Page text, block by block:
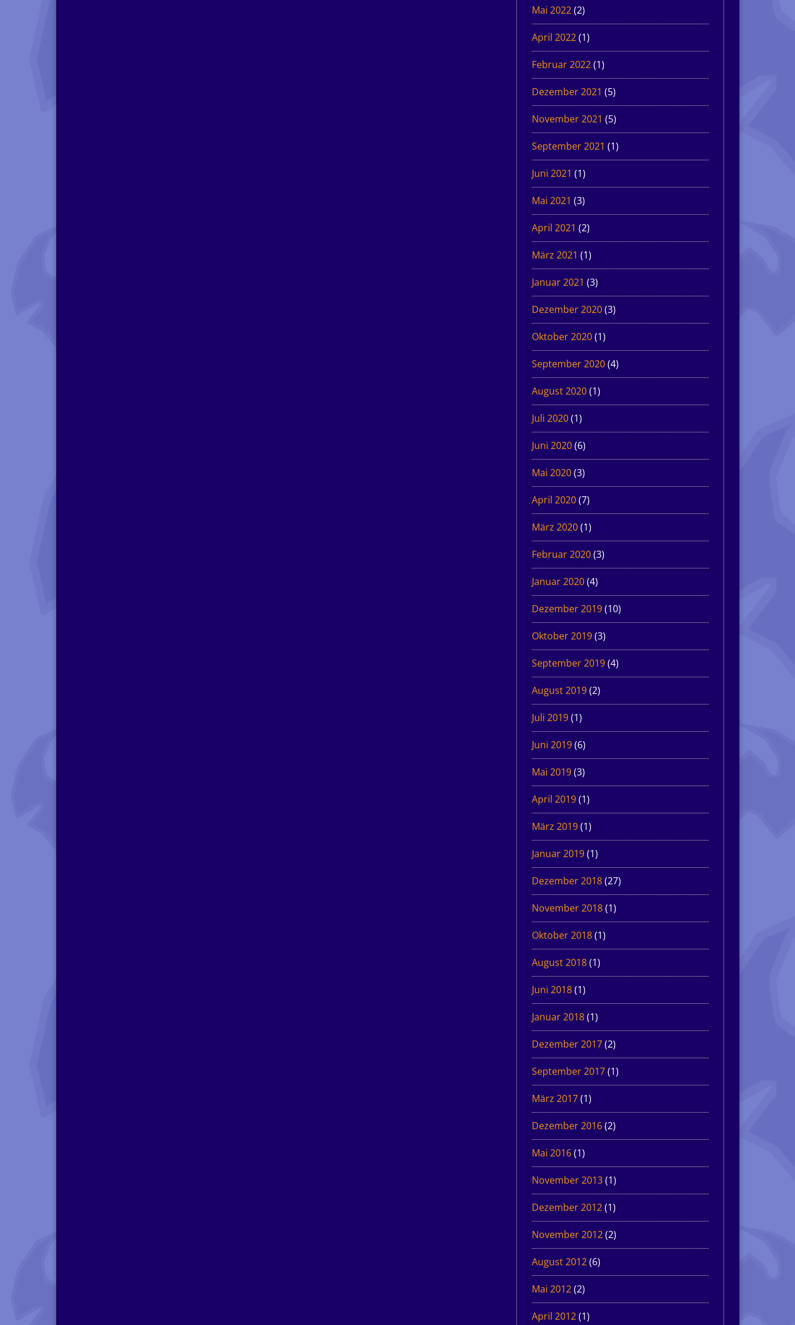
Mai 2022(2)
April 2022(1)
Februar 2022(1)
Dezember 2021 (5)
November 2021 (5)
September 2021 (1)
Juni 2021 (1)
Mai 2021 (3)
April 2021 (2)
März 2021 (1)
Januar 2021 (3)
Dezember 2020(3)
Oktober 2020(1)
September 2020(4)
August 2020(1)
Juli 2020(1)
Juni 2020(6)
Mai 2020(3)
April 2020(7)
März 2020(1)
Februar 2020(3)
Januar 2020(4)
Dezember 2019(10)
Oktober 2019(3)
September 2019(4)
August 2019(2)
Juli 2019(1)
Juni 2019(6)
Mai 2019(3)
April 2019(1)
März 2019(1)
Januar 2019(1)
Dezember 2018(27)
November 2018(1)
Oktober 2018(1)
August 2018(1)
Juni 2018(1)
Januar 2018(1)
Dezember 2017(2)
September 2017(1)
März 2017(1)
Dezember 2016(2)
Mai 2016(1)
November 2013(1)
Dezember 2012(1)
November 2012(2)
August 2012(6)
Mai 2012(2)
April 2012(1)